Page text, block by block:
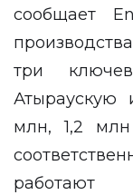
сообщает
три
Атыраускую
млн, 1,2